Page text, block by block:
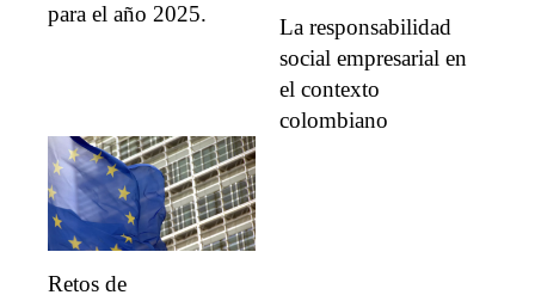
para el año 2025.
La responsabilidad
social empresarial en
el contexto
colombiano
Retos de